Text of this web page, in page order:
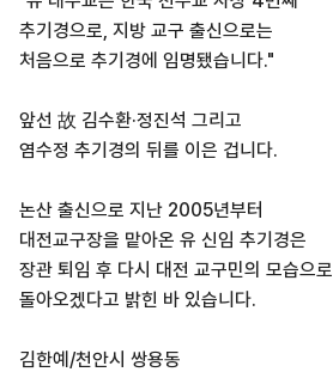
추기경으로, 지방 교구 출신으로는
처음으로 추기경에 임명됐습니다."
앞선 故 김수환·정진석 그리고
염수정 추기경의 뒤를 이은 겁니다.
논산 출신으로 지난 2005년부터
대전교구장을 맡아온 유 신임 추기경은
장관 퇴임 후 다시 대전 교구민의 모습으로
돌아오겠다고 밝힌 바 있습니다.
김한예/천안시 쌍용동